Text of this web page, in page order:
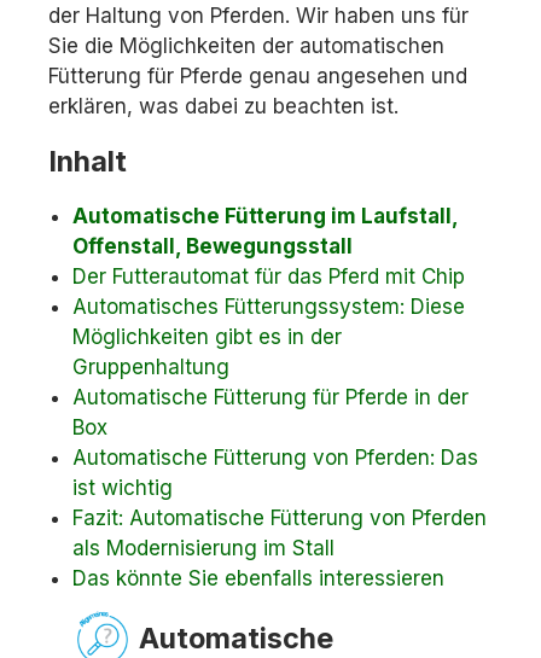
der Haltung von Pferden. Wir haben uns für
Sie die Möglichkeiten der automatischen
Fütterung für Pferde genau angesehen und
erklären, was dabei zu beachten ist.
Inhalt
Automatische Fütterung im Laufstall,
Offenstall, Bewegungsstall
Der Futterautomat für das Pferd mit Chip
Automatisches Fütterungssystem: Diese
Möglichkeiten gibt es in der
Gruppenhaltung
Automatische Fütterung für Pferde in der
Box
Automatische Fütterung von Pferden: Das
ist wichtig
Fazit: Automatische Fütterung von Pferden
als Modernisierung im Stall
Das könnte Sie ebenfalls interessieren
Automatische